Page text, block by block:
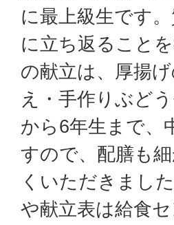
に最上級生です
に立ち返ること
の献立は、厚揚
え・手作りぶど
から6年生まで、
すので、配膳も
くいただきまし
や献立表は給食